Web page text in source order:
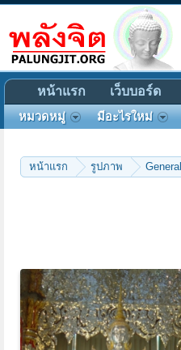
หน้าแรก รูปภาพ General
หน้าแรก เว็บบอร์ด
หมวดหมู่ มีอะไรใหม่